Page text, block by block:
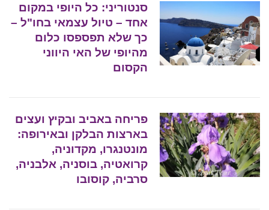
סנטוריני: כל היופי במקום
אחד – טיול עצמאי בחו"ל –
כך שלא תפספסו כלום
מהיופי של האי היווני
הקסום
פריחה באביב ובקיץ ועצים
בארצות הבלקן ובאירופה:
מונטנגרו, מקדוניה,
קרואטיה, בוסניה, אלבניה,
סרביה, קוסובו